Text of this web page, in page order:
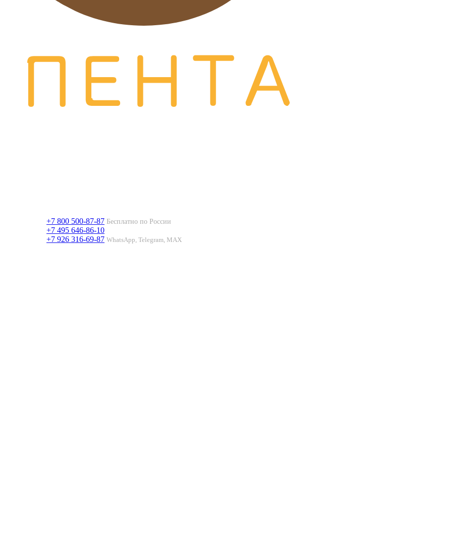
+7 800 500-87-87 Бесплатно по России
+7 495 646-86-10
+7 926 316-69-87 WhatsApp, Telegram, MAX